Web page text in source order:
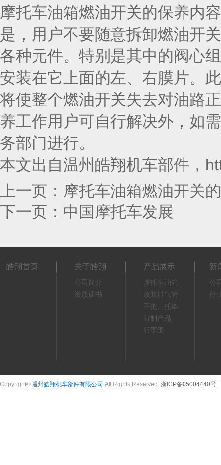
摩托车油箱燃油开关的保养内
是，用户不要随意拆卸燃油开
各种元件。特别是其中的阀心
安装在它上面的左、右膜片。
将使整个燃油开关失去对油路
养工作用户可自行解决外，如
务部门进行。
本文出自温州皓翔机车部件，
上一页： 摩托车油箱燃油开关
下一页： 中国摩托车发展
皓翔首页 关于皓翔
公司简介
资质证书
产品展示
摩托车油箱
改装排气管
手把、托架
订制产品
行李架
新
公
行
Copyright© 温州皓翔机车部件有限公司 All Rights Reserved. 浙ICP备05004440号